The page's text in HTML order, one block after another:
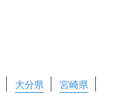
大分県
宮崎県